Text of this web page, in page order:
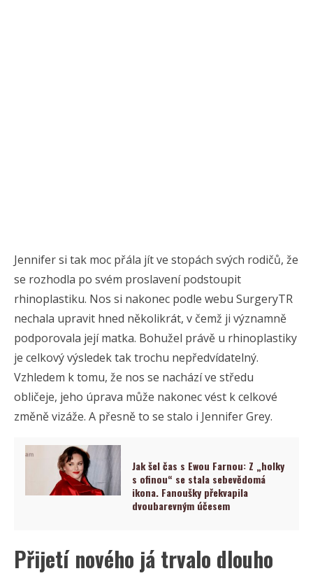
Jennifer si tak moc přála jít ve stopách svých rodičů, že
se rozhodla po svém proslavení podstoupit
rhinoplastiku. Nos si nakonec podle webu SurgeryTR
nechala upravit hned několikrát, v čemž ji významně
podporovala její matka. Bohužel právě u rhinoplastiky
je celkový výsledek tak trochu nepředvídatelný.
Vzhledem k tomu, že nos se nachází ve středu
obličeje, jeho úprava může nakonec vést k celkové
změně vizáže. A přesně to se stalo i Jennifer Grey.
Jak šel čas s Ewou Farnou: Z „holky
s ofinou“ se stala sebevědomá
ikona. Fanoušky překvapila
dvoubarevným účesem
Přijetí nového já trvalo dlouho